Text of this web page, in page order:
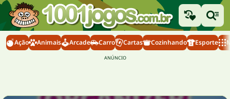
Ação Animais Arcade Carro Cartas Cozinhando Esporte